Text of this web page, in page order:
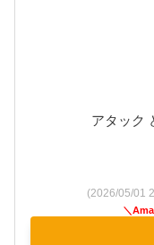
アタック
(2026/05/01